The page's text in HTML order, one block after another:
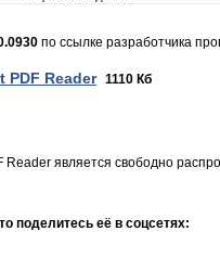
по ссылке разработчика
PDF Reader 1110 Кб
является свободно
поделитесь её в соцсетях: